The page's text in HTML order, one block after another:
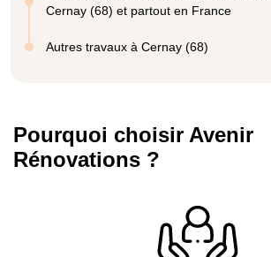
Cernay (68) et partout en France
Autres travaux à Cernay (68)
Pourquoi choisir Avenir
Rénovations ?